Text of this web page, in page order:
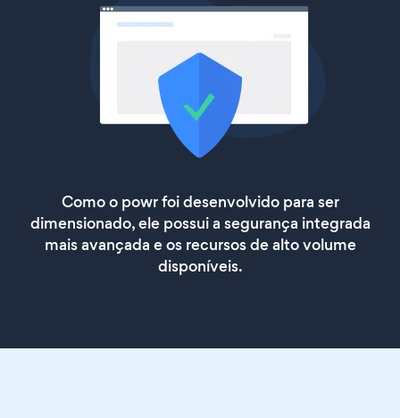
Como o powr foi desenvolvido para ser
dimensionado, ele possui a segurança integrada
mais avançada e os recursos de alto volume
disponíveis.